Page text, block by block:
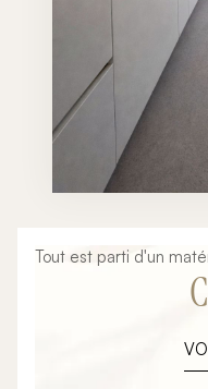
Tout est parti d'un
avec ses veines
format sans joint.
l'effacement de